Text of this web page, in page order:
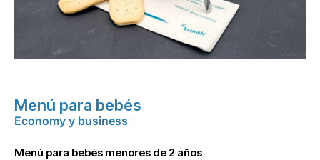
Menú para bebés
Economy y business
Menú para bebés menores de 2 años